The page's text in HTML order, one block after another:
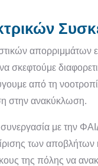
απορριμμάτων
σκεφτούμε
από τη
στην ανακύκλωση.
με την
των
της πόλης να